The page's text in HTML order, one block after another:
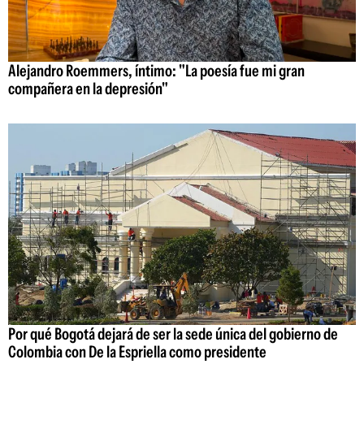
Alejandro Roemmers, íntimo: "La poesía fue mi gran
compañera en la depresión"
Por qué Bogotá dejará de ser la sede única del gobierno de
Colombia con De la Espriella como presidente